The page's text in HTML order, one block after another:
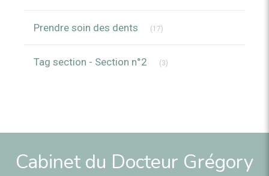
Prendre soin des dents (17)
Tag section - Section n°2 (3)
Cabinet du Docteur Grégory